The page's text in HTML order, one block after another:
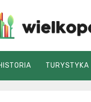
TURYSTYKA